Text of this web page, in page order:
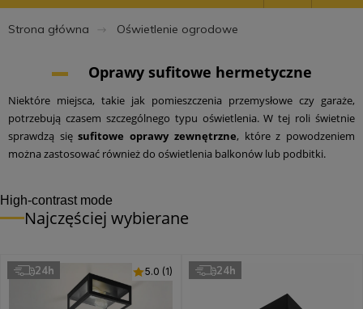
Strona główna Oświetlenie ogrodowe
Oprawy sufitowe hermetyczne
Niektóre miejsca, takie jak pomieszczenia przemysłowe czy garaże,
potrzebują czasem szczególnego typu oświetlenia. W tej roli świetnie
sprawdzą sięsufitowe oprawy zewnętrzne, które z powodzeniem
można zastosować również do oświetlenia balkonów lub podbitki.
High-contrast mode
Najczęściej wybierane
5.0 (1)
24h 24h